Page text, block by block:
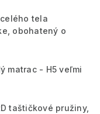
tela
obohatený o
matrac - H5 veľmi
taštičkové pružiny,